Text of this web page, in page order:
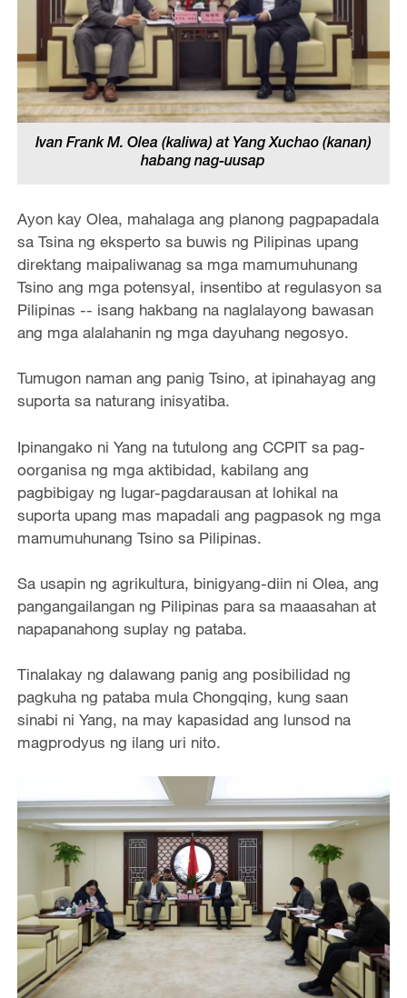
Ivan Frank M. Olea (kaliwa) at Yang Xuchao (kanan)
habang nag-uusap
Ayon kay Olea, mahalaga ang planong pagpapadala
sa Tsina ng eksperto sa buwis ng Pilipinas upang
direktang maipaliwanag sa mga mamumuhunang
Tsino ang mga potensyal, insentibo at regulasyon sa
Pilipinas -- isang hakbang na naglalayong bawasan
ang mga alalahanin ng mga dayuhang negosyo.
Tumugon naman ang panig Tsino, at ipinahayag ang
suporta sa naturang inisyatiba.
Ipinangako ni Yang na tutulong ang CCPIT sa pag-
oorganisa ng mga aktibidad, kabilang ang
pagbibigay ng lugar-pagdarausan at lohikal na
suporta upang mas mapadali ang pagpasok ng mga
mamumuhunang Tsino sa Pilipinas.
Sa usapin ng agrikultura, binigyang-diin ni Olea, ang
pangangailangan ng Pilipinas para sa maaasahan at
napapanahong suplay ng pataba.
Tinalakay ng dalawang panig ang posibilidad ng
pagkuha ng pataba mula Chongqing, kung saan
sinabi ni Yang, na may kapasidad ang lunsod na
magprodyus ng ilang uri nito.